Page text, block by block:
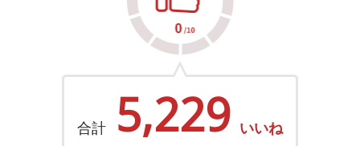
合計 5,229 いいね